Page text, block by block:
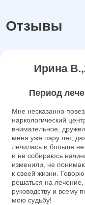
Отзывы
Ирина
Период
Мне несказанно
наркологический
внимательное,
меня уже пару лет,
лечилась и больше
и не собираюсь
изменили, не
к своей жизни.
решаться на
руководству и всему
мою судьбу!